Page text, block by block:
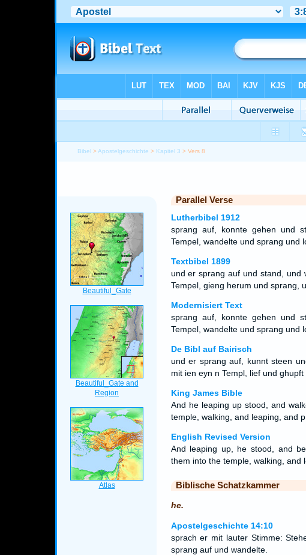
Bibel >Apostelgeschichte > Kapitel 3 > Vers 8
Parallel Verse
Lutherbibel 1912
sprang auf, konnte gehen und
Tempel, wandelte und sprang und
Textbibel 1899
und er sprang auf und stand, und
Tempel, gieng herum und sprang,
Modernisiert Text
sprang auf, konnte gehen und
Tempel, wandelte und sprang und
De Bibl auf Bairisch
und er sprang auf, kunnt steen
mit ien eyn n Templ, lief und
King James Bible
And he leaping up stood, and
temple, walking, and leaping, and
English Revised Version
And leaping up, he stood, and
them into the temple, walking, and
Biblische Schatzkammer
he.
Apostelgeschichte 14:10
sprach er mit lauter Stimme:
sprang auf und wandelte.